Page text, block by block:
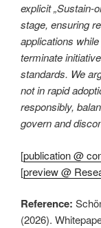
explicit „Sustain-
stage, ensuring
applications
terminate
standards. We
not in rapid
responsibly,
govern and
[publication @
[preview @
Reference:
(2026).